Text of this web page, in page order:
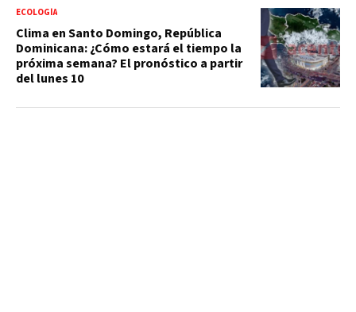
ECOLOGÍA
Clima en Santo Domingo, República
Dominicana: ¿Cómo estará el tiempo la
próxima semana? El pronóstico a partir
del lunes 10